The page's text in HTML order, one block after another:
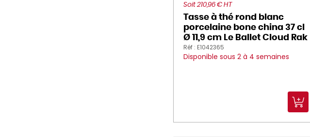
Soit 210,96 € HT
Tasse à thé rond blanc
porcelaine bone china 37 cl
Ø 11,9 cm Le Ballet Cloud Rak
Réf : E1042365
Disponible sous 2 à 4 semaines